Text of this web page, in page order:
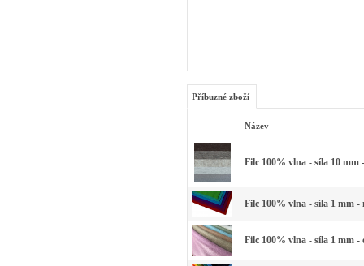
Příbuzné zboží
Název
Filc 100% vlna - síla 10 mm
Filc 100% vlna - síla 1 mm -
Filc 100% vlna - síla 1 mm